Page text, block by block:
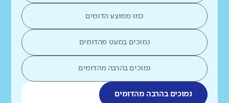
כמו ממוצע הדומים
נמוכים במעט מהדומים
נמוכים בהרבה מהדומים
נמוכים בהרבה מהדומים